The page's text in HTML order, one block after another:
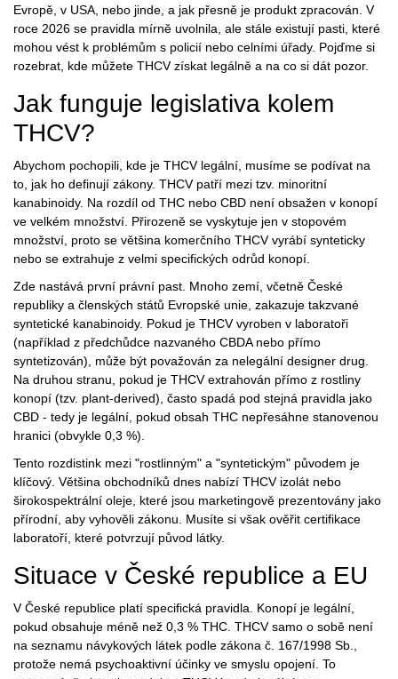
Evropě, v USA, nebo jinde, a jak přesně je produkt zpracován. V
roce 2026 se pravidla mírně uvolnila, ale stále existují pasti, které
mohou vést k problémům s policií nebo celními úřady. Pojďme si
rozebrat, kde můžete THCV získat legálně a na co si dát pozor.
Jak funguje legislativa kolem
THCV?
Abychom pochopili, kde je THCV legální, musíme se podívat na
to, jak ho definují zákony. THCV patří mezi tzv. minoritní
kanabinoidy. Na rozdíl od THC nebo CBD není obsažen v konopí
ve velkém množství. Přirozeně se vyskytuje jen v stopovém
množství, proto se většina komerčního THCV vyrábí synteticky
nebo se extrahuje z velmi specifických odrůd konopí.
Zde nastává první právní past. Mnoho zemí, včetně České
republiky a členských států Evropské unie, zakazuje takzvané
syntetické kanabinoidy. Pokud je THCV vyroben v laboratoři
(například z předchůdce nazvaného CBDA nebo přímo
syntetizován), může být považován za nelegální designer drug.
Na druhou stranu, pokud je THCV extrahován přímo z rostliny
konopí (tzv. plant-derived), často spadá pod stejná pravidla jako
CBD - tedy je legální, pokud obsah THC nepřesáhne stanovenou
hranici (obvykle 0,3 %).
Tento rozdistink mezi "rostlinným" a "syntetickým" původem je
klíčový. Většina obchodníků dnes nabízí THCV izolát nebo
širokospektrální oleje, které jsou marketingově prezentovány jako
přírodní, aby vyhověli zákonu. Musíte si však ověřit certifikace
laboratoří, které potvrzují původ látky.
Situace v České republice a EU
VČeské republice platí specifická pravidla. Konopí je legální,
pokud obsahuje méně než 0,3 % THC. THCV samo o sobě není
na seznamu návykových látek podle zákona č. 167/1998 Sb.,
protože nemá psychoaktivní účinky ve smyslu opojení. To